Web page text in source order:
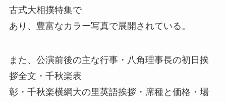
古式大相撲特集で
あり、豊富なカラー写真で展開されている。
また、公演前後の主な行事・八角理事長の初日挨
拶全文・千秋楽表
彰・千秋楽横綱大の里英語挨拶・席種と価格・場